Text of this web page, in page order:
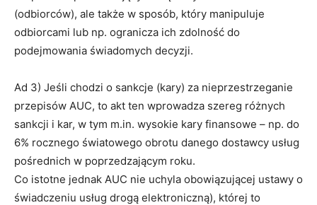
(odbiorców), ale także w sposób, który manipuluje
odbiorcami lub np. ogranicza ich zdolność do
podejmowania świadomych decyzji.
Ad 3) Jeśli chodzi o sankcje (kary) za nieprzestrzeganie
przepisów AUC, to akt ten wprowadza szereg różnych
sankcji i kar, w tym m.in. wysokie kary finansowe – np. do
6% rocznego światowego obrotu danego dostawcy usług
pośrednich w poprzedzającym roku.
Co istotne jednak AUC nie uchyla obowiązującej ustawy o
świadczeniu usług drogą elektroniczną), której to